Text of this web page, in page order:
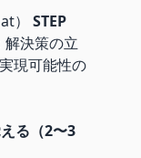
） STEP
解決策の立
現可能性の
る（2〜3